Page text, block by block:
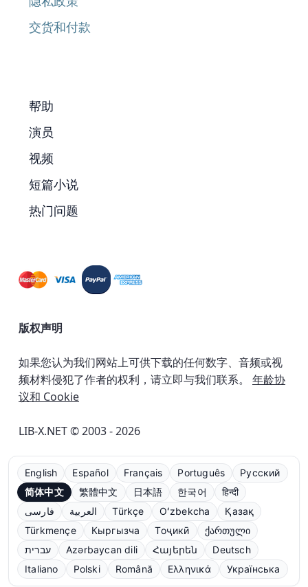
交货和付款
帮助
演员
视频
短篇小说
热门问题
版权声明
如果您认为我们网站上可供下载的任何数字、音频或视
频材料侵犯了作者的权利，请立即与我们联系。 年龄协
议和 Cookie
LIB-X.NET © 2003 - 2026
English Español Français Português
Русский
简体中文
繁體中文 日本語 한국어
हिन्दी
فارسی
العربية Türkçe Oʻzbekcha
Қазақ
Türkmençe
Кыргызча Тоҷикӣ
ქართული
עברית
Azərbaycan dili Հայերեն
Deutsch
Italiano
Polski Română Ελληνικά Українська